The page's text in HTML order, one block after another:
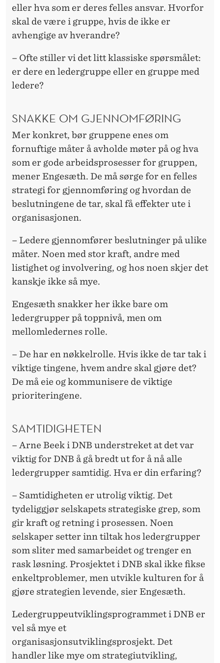
eller hva som er deres felles ansvar. Hvorfor
skal de være i gruppe, hvis de ikke er
avhengige av hverandre?
– Ofte stiller vi det litt klassiske spørsmålet:
er dere en ledergruppe eller en gruppe med
ledere?
SNAKKE OM GJENNOMFØRING
Mer konkret, bør gruppene enes om
fornuftige måter å avholde møter på og hva
som er gode arbeidsprosesser for gruppen,
mener Engesæth. De må sørge for en felles
strategi for gjennomføring og hvordan de
beslutningene de tar, skal få effekter ute i
organisasjonen.
– Ledere gjennomfører beslutninger på ulike
måter. Noen med stor kraft, andre med
listighet og involvering, og hos noen skjer det
kanskje ikke så mye.
Engesæth snakker her ikke bare om
ledergrupper på toppnivå, men om
mellomledernes rolle.
– De har en nøkkelrolle. Hvis ikke de tar tak i
viktige tingene, hvem andre skal gjøre det?
De må eie og kommunisere de viktige
prioriteringene.
SAMTIDIGHETEN
– Arne Beek i DNB understreket at det var
viktig for DNB å gå bredt ut for å nå alle
ledergrupper samtidig. Hva er din erfaring?
– Samtidigheten er utrolig viktig. Det
tydeliggjør selskapets strategiske grep, som
gir kraft og retning i prosessen. Noen
selskaper setter inn tiltak hos ledergrupper
som sliter med samarbeidet og trenger en
rask løsning. Prosjektet i DNB skal ikke fikse
enkeltproblemer, men utvikle kulturen for å
gjøre strategien levende, sier Engesæth.
Ledergruppeutviklingsprogrammet i DNB er
vel så mye et
organisasjonsutviklingsprosjekt. Det
handler like mye om strategiutvikling,